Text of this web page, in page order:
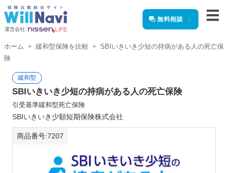
運営会社:
無料相談
ホーム 緩和型保険を比較
SBIいきいき少短の持病がある人の死亡保
険
商品番号:7207
緩和型
SBIいきいき少短の持病がある人の死亡保険
引受基準緩和型死亡保険
SBIいきいき少額短期保険株式会社